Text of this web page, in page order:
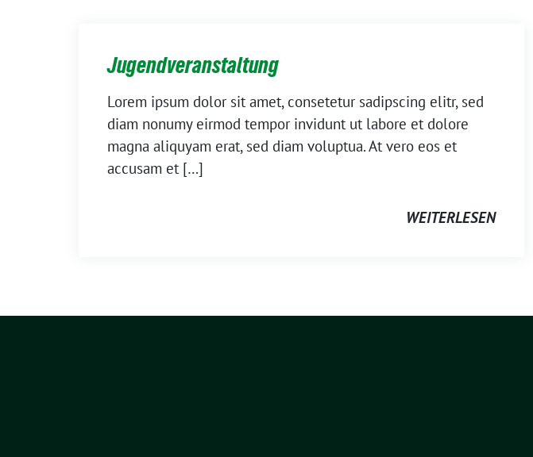
Jugendveranstaltung
Lorem ipsum dolor sit amet, consetetur sadipscing elitr, sed
diam nonumy eirmod tempor invidunt ut labore et dolore
magna aliquyam erat, sed diam voluptua. At vero eos et
accusam et […]
WEITERLESEN